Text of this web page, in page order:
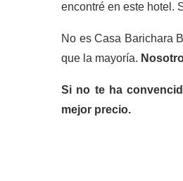
encontré en este hotel.
No es Casa Barichara
que la mayoría.
Si no te ha
mejor precio.